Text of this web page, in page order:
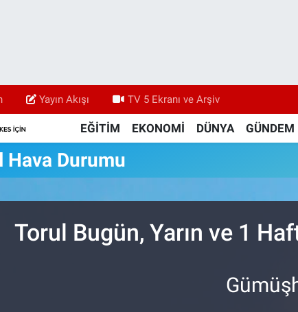
Yayın Akışı TV 5 Ekranı ve Arşiv
EĞİTİM EKONOMİ DÜNYA GÜNDEM
Hava Durumu
Torul Bugün, Yarın ve 1